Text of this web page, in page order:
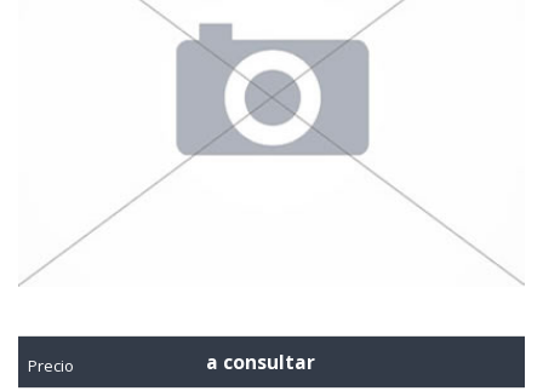
Precio a consultar